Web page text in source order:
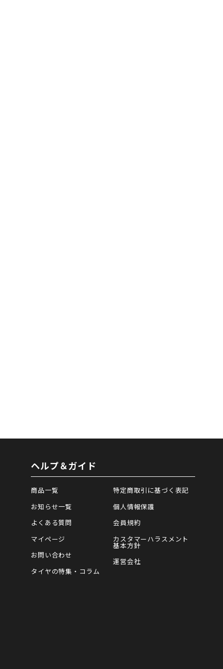
ヘルプ＆ガイド
商品一覧
お知らせ一覧
よくある質問
マイページ
お問い合わせ
タイヤの特集・コラム
特定商取引に基づく表記
個人情報保護
会員規約
カスタマーハラスメント
基本方針
運営会社